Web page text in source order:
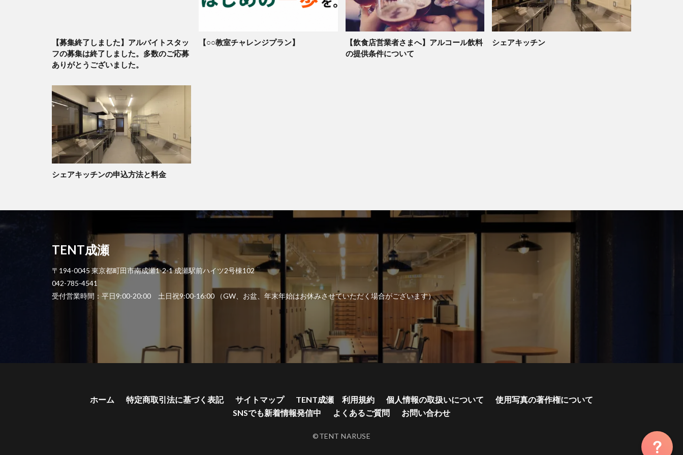
【募集終了しました】アルバイトスタッ
フの募集は終了しました。多数のご応募
ありがとうございました。
【○○教室チャレンジプラン】
【飲食店営業者さまへ】アルコール飲料
の提供条件について
シェアキッチン
シェアキッチンの申込方法と料金
TENT成瀬
〒194-0045 東京都町田市南成瀬1-2-1 成瀬駅前ハイツ2号棟102
042-785-4541
受付営業時間：平日9:00-20:00 土日祝9:00-16:00 （GW、お盆、年末年始はお休みさせていただく場合がございます）
ホーム 特定商取引法に基づく表記 サイトマップ TENT成瀬 利用規約 個人情報の取扱いについて
使用写真の著作権について
SNSでも新着情報発信中
よくあるご質問 お問い合わせ
©TENT NARUSE